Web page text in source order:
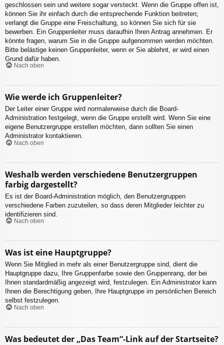
geschlossen sein und weitere sogar versteckt. Wenn die Gruppe offen ist,
können Sie ihr einfach durch die entsprechende Funktion beitreten;
verlangt die Gruppe eine Freischaltung, so können Sie sich für sie
bewerben. Ein Gruppenleiter muss daraufhin Ihren Antrag annehmen. Er
könnte fragen, warum Sie in die Gruppe aufgenommen werden möchten.
Bitte belästige keinen Gruppenleiter, wenn er Sie ablehnt, er wird einen
Grund dafür haben.
Nach oben
Wie werde ich Gruppenleiter?
Der Leiter einer Gruppe wird normalerweise durch die Board-
Administration festgelegt, wenn die Gruppe erstellt wird. Wenn Sie eine
eigene Benutzergruppe erstellen möchten, dann sollten Sie einen
Administrator kontaktieren.
Nach oben
Weshalb werden verschiedene Benutzergruppen
farbig dargestellt?
Es ist der Board-Administration möglich, den Benutzergruppen
verschiedene Farben zuzuteilen, so dass deren Mitglieder leichter zu
identifizieren sind.
Nach oben
Was ist eine Hauptgruppe?
Wenn Sie Mitglied in mehr als einer Benutzergruppe sind, dient die
Hauptgruppe dazu, Ihre Gruppenfarbe sowie den Gruppenrang, der bei
Ihnen standardmäßig angezeigt wird, festzulegen. Ein Administrator kann
Ihnen die Berechtigung geben, Ihre Hauptgruppe im persönlichen Bereich
selbst festzulegen.
Nach oben
Was bedeutet der „Das Team“-Link auf der Startseite?